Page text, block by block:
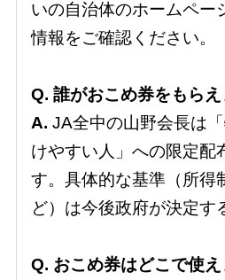
いの自治体のホームペー
情報をご確認ください。
Q. 誰がおこめ券をもらえ
A. JA全中の山野会長は
けやすい人」への限定配
す。具体的な基準（所得
ど）は今後政府が決定す
Q. おこめ券はどこで使え